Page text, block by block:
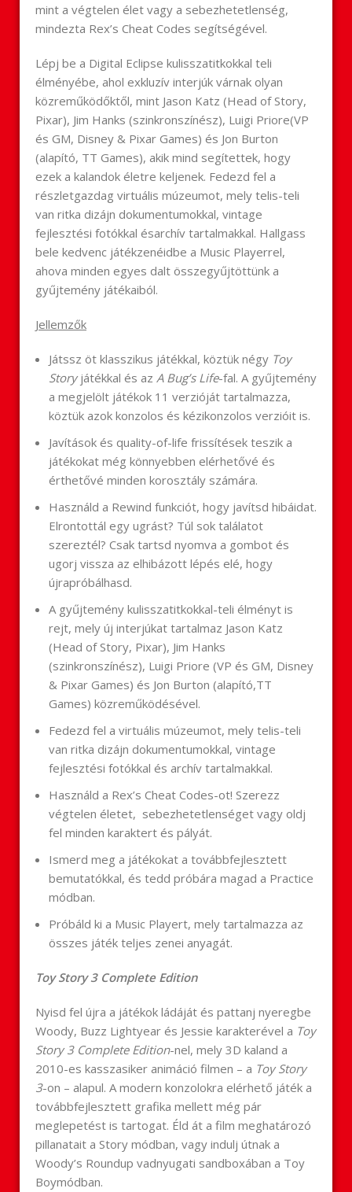
mint a végtelen élet vagy a sebezhetetlenség,
mindezta Rex’s Cheat Codes segítségével.
Lépj be a Digital Eclipse kulisszatitkokkal teli
élményébe, ahol exkluzív interjúk várnak olyan
közreműködőktől, mint Jason Katz (Head of Story,
Pixar), Jim Hanks (szinkronszínész), Luigi Priore(VP
és GM, Disney & Pixar Games) és Jon Burton
(alapító, TT Games), akik mind segítettek, hogy
ezek a kalandok életre keljenek. Fedezd fel a
részletgazdag virtuális múzeumot, mely telis-teli
van ritka dizájn dokumentumokkal, vintage
fejlesztési fotókkal ésarchív tartalmakkal. Hallgass
bele kedvenc játékzenéidbe a Music Playerrel,
ahova minden egyes dalt összegyűjtöttünk a
gyűjtemény játékaiból.
Jellemzők
Játssz öt klasszikus játékkal, köztük négy Toy
Storyjátékkal és azA Bug’s Life-fal. A gyűjtemény
a megjelölt játékok 11 verzióját tartalmazza,
köztük azok konzolos és kézikonzolos verzióit is.
Javítások és quality-of-life frissítések teszik a
játékokat még könnyebben elérhetővé és
érthetővé minden korosztály számára.
Használd a Rewind funkciót, hogy javítsd hibáidat.
Elrontottál egy ugrást? Túl sok találatot
szereztél? Csak tartsd nyomva a gombot és
ugorj vissza az elhibázott lépés elé, hogy
újrapróbálhasd.
A gyűjtemény kulisszatitkokkal-teli élményt is
rejt, mely új interjúkat tartalmaz Jason Katz
(Head of Story, Pixar), Jim Hanks
(szinkronszínész), Luigi Priore (VP és GM, Disney
& Pixar Games) és Jon Burton (alapító,TT
Games) közreműködésével.
Fedezd fel a virtuális múzeumot, mely telis-teli
van ritka dizájn dokumentumokkal, vintage
fejlesztési fotókkal és archív tartalmakkal.
Használd a Rex’s Cheat Codes-ot! Szerezz
végtelen életet, sebezhetetlenséget vagy oldj
fel minden karaktert és pályát.
Ismerd meg a játékokat a továbbfejlesztett
bemutatókkal, és tedd próbára magad a Practice
módban.
Próbáld ki a Music Playert, mely tartalmazza az
összes játék teljes zenei anyagát.
Toy Story 3 Complete Edition
Nyisd fel újra a játékok ládáját és pattanj nyeregbe
Woody, Buzz Lightyear és Jessie karakterével a Toy
Story 3 Complete Edition-nel, mely 3D kaland a
2010-es kasszasiker animáció filmen – a Toy Story
3-on – alapul. A modern konzolokra elérhető játék a
továbbfejlesztett grafika mellett még pár
meglepetést is tartogat. Éld át a film meghatározó
pillanatait a Story módban, vagy indulj útnak a
Woody’s Roundup vadnyugati sandboxában a Toy
Boymódban.